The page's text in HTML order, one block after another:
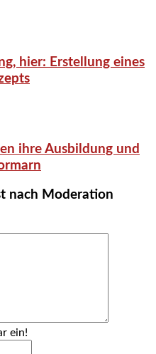
hier: Erstellung eines
ihre Ausbildung und
nach Moderation
ein!